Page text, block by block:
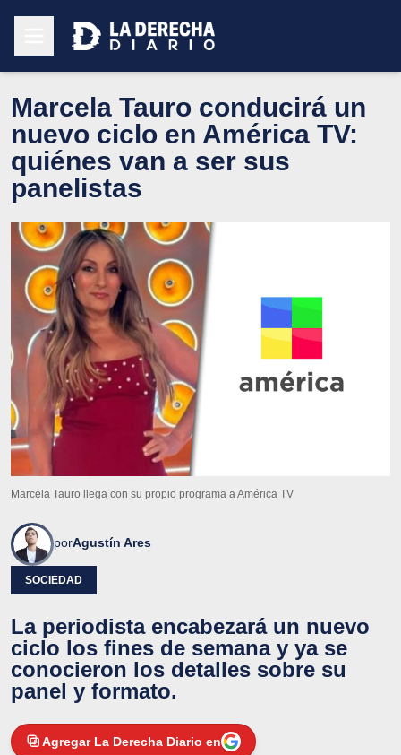
Marcela Tauro conducirá un
nuevo ciclo en América TV:
quiénes van a ser sus
panelistas
Marcela Tauro llega con su propio programa a América TV
porAgustín Ares
SOCIEDAD
La periodista encabezará un nuevo
ciclo los fines de semana y ya se
conocieron los detalles sobre su
panel y formato.
Agregar La Derecha Diario en